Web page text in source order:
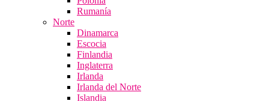
Rumanía
Norte
Dinamarca
Escocia
Finlandia
Inglaterra
Irlanda
Irlanda del Norte
Islandia